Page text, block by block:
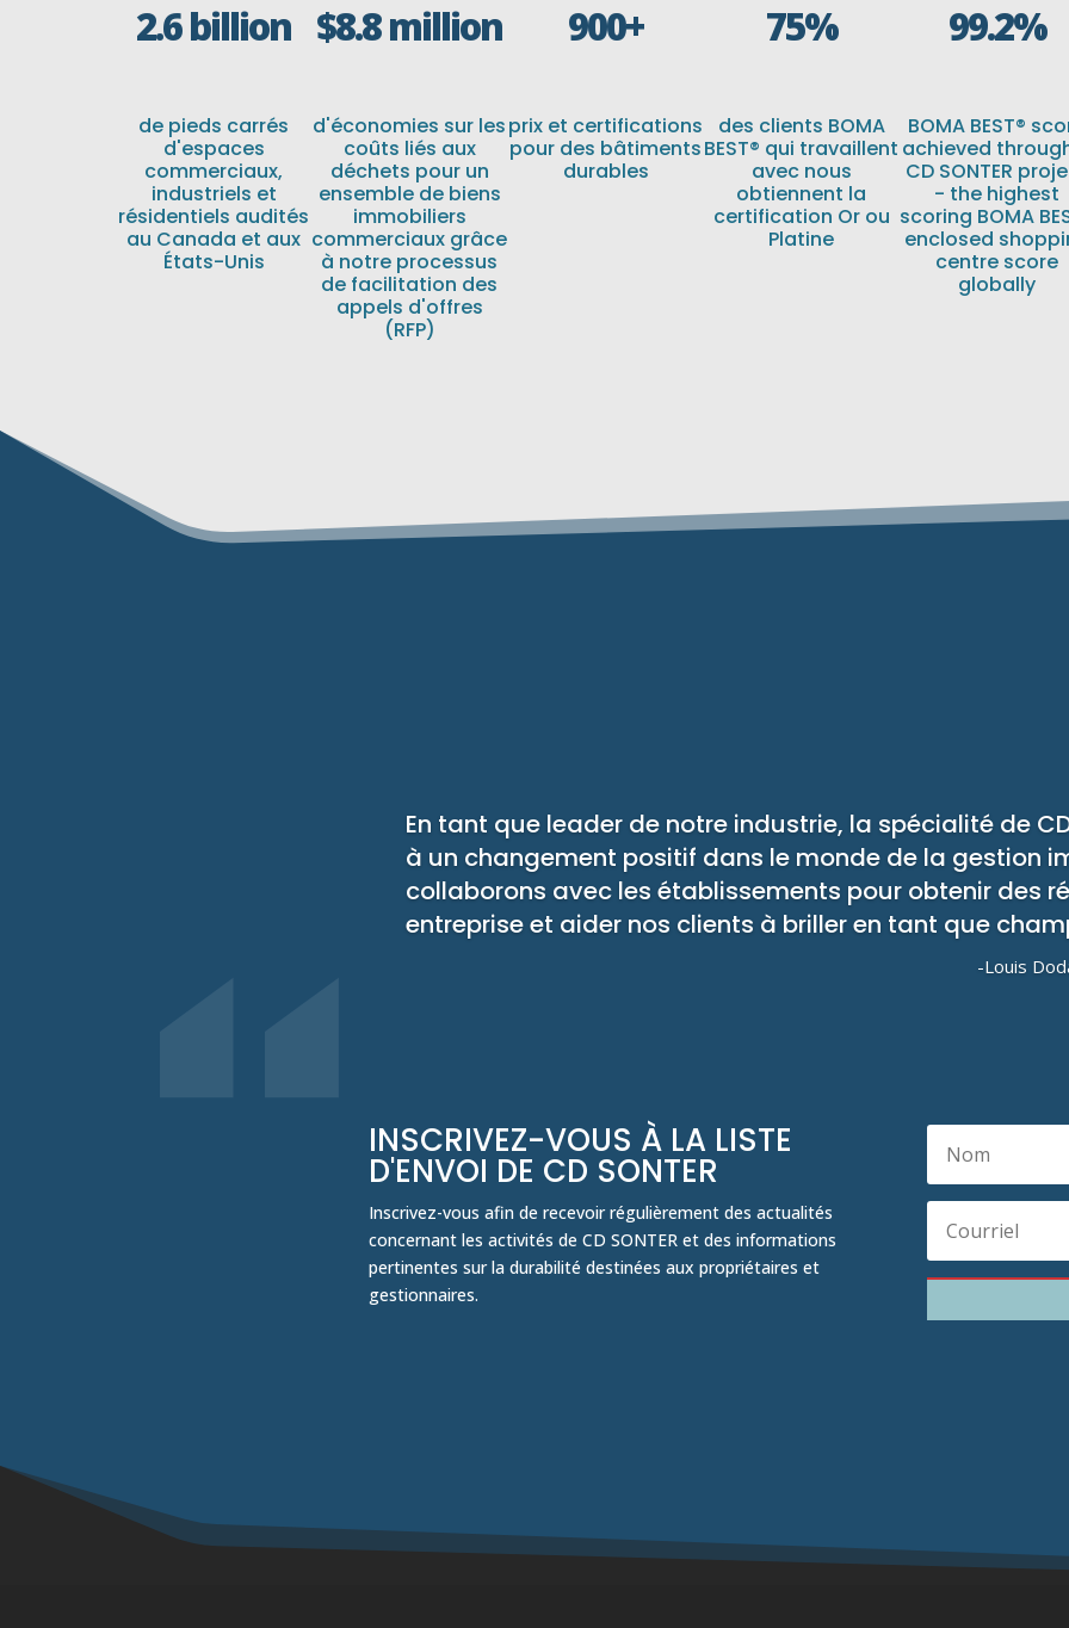
2.6 billion
de pieds carrés
d'espaces
commerciaux,
industriels et
résidentiels audités
au Canada et aux
États-Unis
$8.8 million
d'économies sur les
coûts liés aux
déchets pour un
ensemble de biens
immobiliers
commerciaux grâce
à notre processus
de facilitation des
appels d'offres
(RFP)
900+
prix et certifications
pour des bâtiments
durables
75%
des clients BOMA
BEST® qui travaillent
avec nous
obtiennent la
certification Or ou
Platine
99.2%
BOMA BEST®
achieved
CD SONTER
- the highest
scoring BOMA
enclosed
centre score
globally
INSCRIVEZ-VOUS À LA LISTE
D'ENVOI DE CD SONTER
Inscrivez-vous afin de recevoir régulièrement des actualités
concernant les activités de CD SONTER et des informations
pertinentes sur la durabilité destinées aux propriétaires et
gestionnaires.